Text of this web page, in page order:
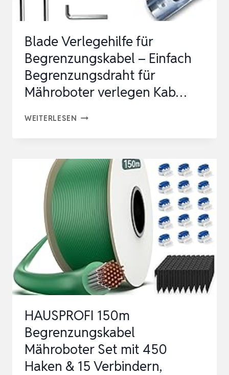
Blade Verlegehilfe für
Begrenzungskabel – Einfach
Begrenzungsdraht für
Mähroboter verlegen Kab…
WEITERLESEN BLADE
BEGRENZUNGSKABEL
–
EINFACH
BEGRENZUNGSDRAHT
FÜR
MÄHROBOTER
VERLEGEN
KAB…
HAUSPROFI 150m
Begrenzungskabel
Mähroboter Set mit 450
Haken & 15 Verbindern,